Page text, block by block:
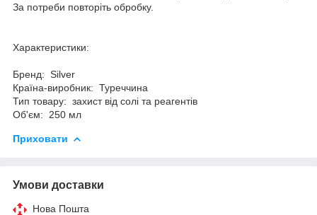
За потреби повторіть обробку.
Характеристики:
Бренд: Silver
Країна-виробник: Туреччина
Тип товару: захист від солі та реагентів
Об'єм: 250 мл
Приховати
Умови доставки
Нова Пошта